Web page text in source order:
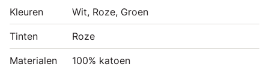
Kleuren Wit, Roze, Groen
Tinten Roze
Materialen 100% katoen